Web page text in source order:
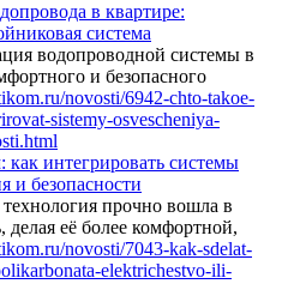
в квартире:
система
водопроводной системы в
и безопасного
интегрировать системы
и безопасности
прочно вошла в
её более комфортной,